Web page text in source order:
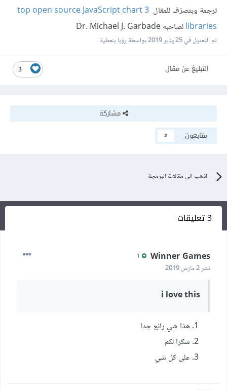
ترجمة وبتصرّف للمقال
3 top open source JavaScript chart
librariesلصاحبه Dr. Michael J. Garbade
تم التعديل في25 يناير 2019 بواسطة رؤيا بنعطية
3 التبليغ عن مقال
مشاركة
متابعون
2
اذهب الى مقالات البرمجة
3 تعليقات
Winner Games
نشر2 مارس 2019
i love this
هذا شي رائع جدا
شكرا لكم
على كل شي